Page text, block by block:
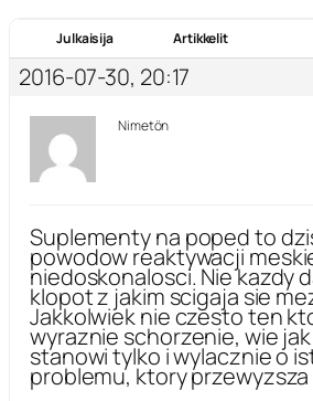
Julkaisija Artikkelit
2016-07-30, 20:17
Nimetön
Suplementy na poped to
powodow reaktywacji
niedoskonalosci. Nie kazdy
klopot z jakim scigaja sie
Jakkolwiek nie czesto ten
wyraznie schorzenie, wie
stanowi tylko i wylacznie o
problemu, ktory